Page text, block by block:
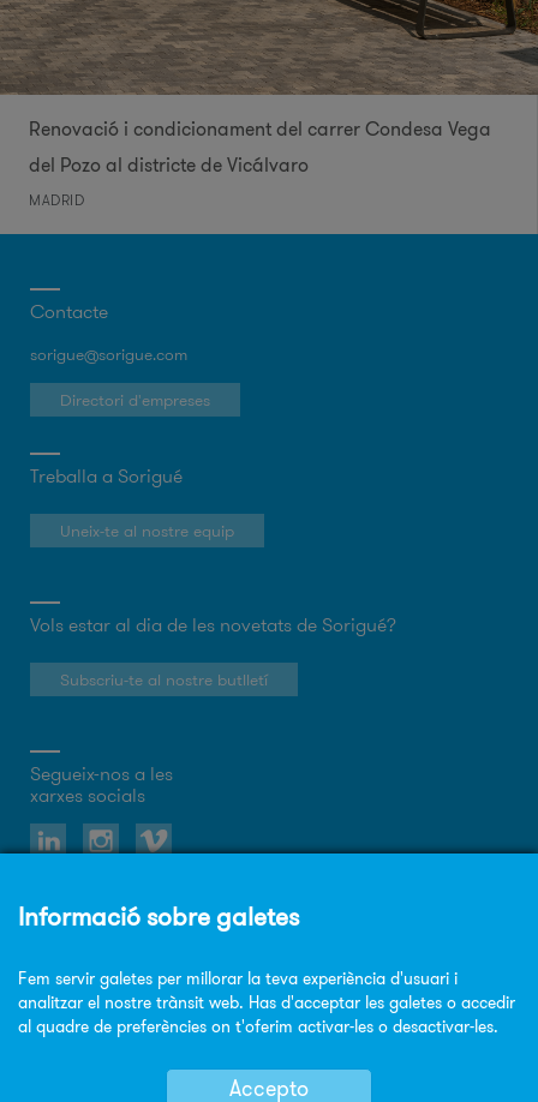
Renovació i condicionament del carrer Condesa Vega
del Pozo al districte de Vicálvaro
MADRID
Contacte
sorigue@sorigue.com
Directori d'empreses
Treballa a Sorigué
Uneix-te al nostre equip
Vols estar al dia de les novetats de Sorigué?
Subscriu-te al nostre butlletí
Segueix-nos a les
xarxes socials
Política de privacitat
Política de cookies